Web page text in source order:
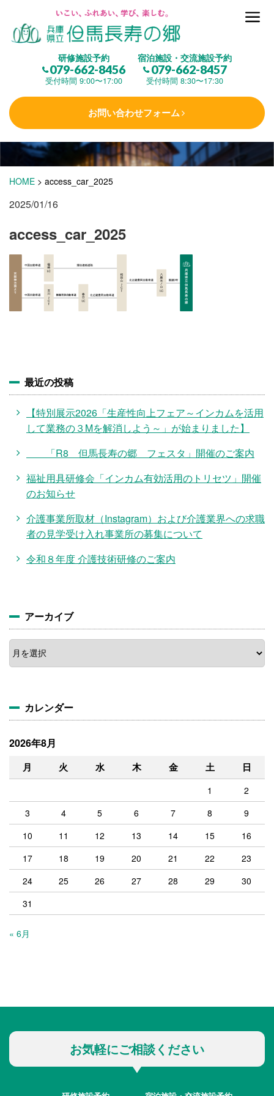
研修施設予約
079-662-8456
受付時間 9:00〜17:00
宿泊施設・交流施設予約
079-662-8457
受付時間 8:30〜17:30
お問い合わせフォーム
但馬長寿の郷とは
(研修施設)
楽しむ
学 ぶ(健康福祉)
施設・料金
HOME > access_car_2025
2025/01/16
access_car_2025
最近の投稿
【特別展示2026「生産性向上フェア～インカムを活用
して業務の３Mを解消しよう～」が始まりました】
「R8 但馬長寿の郷 フェスタ」開催のご案内
福祉用具研修会「インカム有効活用のトリセツ」開催
のお知らせ
介護事業所取材（Instagram）および介護業界への求職
者の見学受け入れ事業所の募集について
令和８年度 介護技術研修のご案内
アーカイブ
ア
ー
カ
カレンダー
2026年8月
月 火 水 木 金 土 日
1
2
3
4 5 6 7 8
9
10
11 12 13 14 15
16
17
18 19 20 21 22
23
24
25 26 27 28 29
30
31
« 6月
お気軽にご相談ください